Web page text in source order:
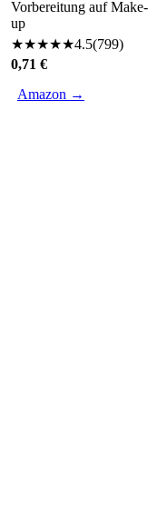
Vorbereitung auf Make-
up
★★★★★4.5(799)
0,71 €
Amazon →